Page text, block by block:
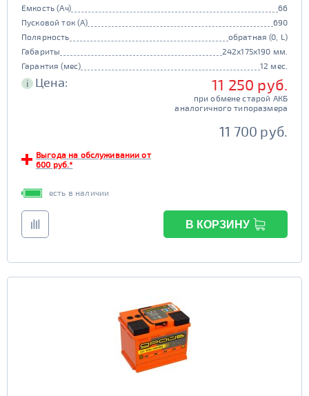
Емкость (Ач)
66
Пусковой ток (А)
690
Полярность
обратная (0, L)
Габариты
242x175x190 мм.
Гарантия (мес)
12 мес.
i Цена: 11 250 руб.
при обмене старой АКБ
аналогичного типоразмера
11 700 руб.
Выгода на обслуживании от
600 руб.*
есть в наличии
В КОРЗИНУ